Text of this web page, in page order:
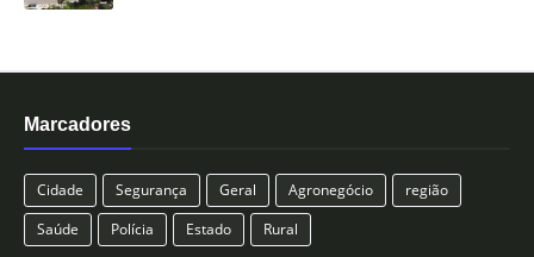
Marcadores
Cidade Segurança Geral Agronegócio
região
Saúde
Polícia Estado Rural